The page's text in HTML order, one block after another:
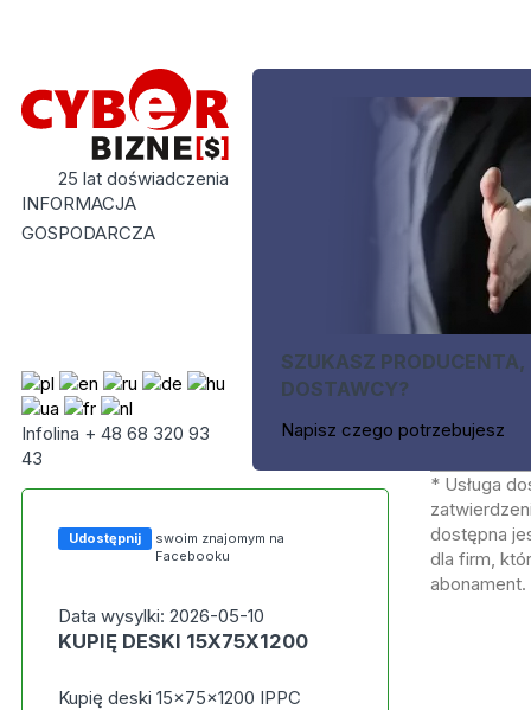
25 lat doświadczenia
INFORMACJA
GOSPODARCZA
Infolina + 48 68 320 93
43
SZUKASZ PRODUCENTA,
DOSTAWCY?
Napisz czego potrzebujesz
Udostępnij
swoim znajomym na
Facebooku
Data wysylki: 2026-05-10
KUPIĘ DESKI 15X75X1200
Kupię deski 15x75x1200 IPPC
* Usługa
dostępna
dla firm,
abonament.